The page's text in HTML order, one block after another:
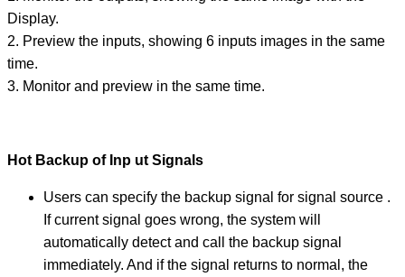
Display.
2. Preview the inputs, showing 6 inputs images in the same
time.
3. Monitor and preview in the same time.
Hot Backup of Inp ut Signals
Users can specify the backup signal for signal source .
If current signal goes wrong, the system will
automatically detect and call the backup signal
immediately. And if the signal returns to normal, the